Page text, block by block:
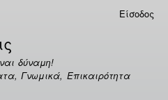
περιεχόμενο
Είσοδος
δύναμη!
Γνωμικά, Επικαιρότητα